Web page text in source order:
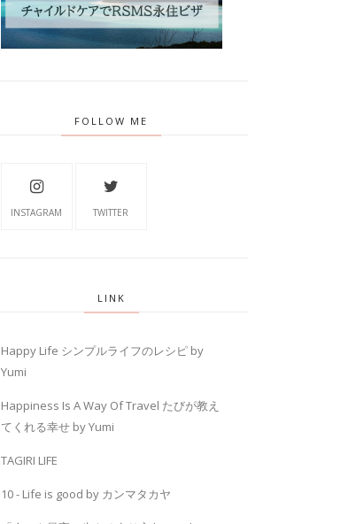
FOLLOW ME
INSTAGRAM TWITTER
LINK
Happy Life シンプルライフのレシピ by
Yumi
Happiness Is A Way Of Travel たびが教え
てくれる幸せ by Yumi
TAGIRI LIFE
10 - Life is good by カンマタカヤ